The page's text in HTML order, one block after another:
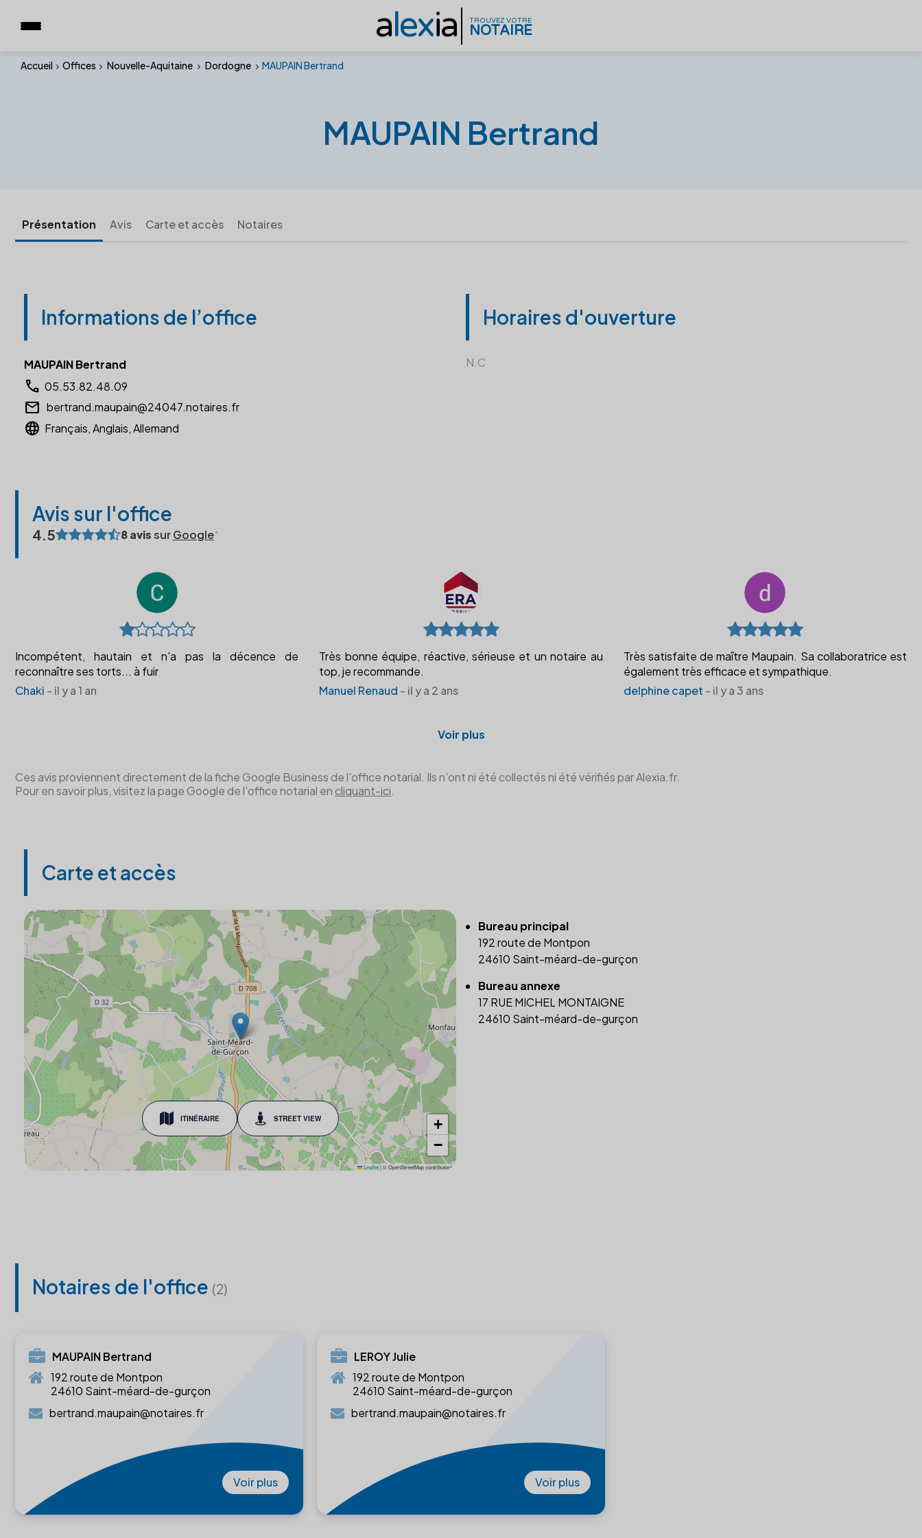
alexia TROUVEZ VOTRE
NOTAIRE
Accueil Offices Nouvelle-Aquitaine Dordogne MAUPAIN Bertrand
MAUPAIN Bertrand
Présentation Avis Carte et accès Notaires
Informations de l’office
MAUPAIN Bertrand
call 05.53.82.48.09
email bertrand.maupain@24047.notaires.fr
language Français, Anglais, Allemand
Horaires d'ouverture
N.C
Avis sur l'office
4.5 8 avissurGoogle
Incompétent, hautain et n'a pas la décence de
reconnaître ses torts... à fuir
Chaki - il y a 1 an
Très bonne équipe, réactive, sérieuse et un notaire au
top, je recommande.
Manuel Renaud - il y a 2 ans
Très satisfaite de maître Maupain. Sa collaboratrice est
également très efficace et sympathique.
delphine capet - il y a 3 ans
Voir plus
Ces avis proviennent directement de la fiche Google Business de l'office notarial. Ils n'ont ni été collectés ni été vérifiés par Alexia.fr.
Pour en savoir plus, visitez la page Google de l'office notarial en cliquant-ici.
Carte et accès
ITINÉRAIRE STREET VIEW
+
−
Leaflet |© OpenStreetMap contributors
Bureau principal
192 route de Montpon
24610 Saint-méard-de-gurçon
Bureau annexe
17 RUE MICHEL MONTAIGNE
24610 Saint-méard-de-gurçon
Notaires de l'office (2)
MAUPAIN Bertrand
192 route de Montpon
24610 Saint-méard-de-gurçon
bertrand.maupain@notaires.fr
Voir plus
LEROY Julie
192 route de Montpon
24610 Saint-méard-de-gurçon
bertrand.maupain@notaires.fr
Voir plus